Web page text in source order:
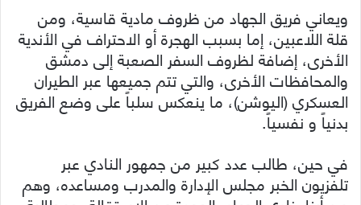
ويعاني فريق الجهاد من ظروف مادية قاسية، ومن
قلة اللاعبين، إما بسبب الهجرة أو الاحتراف في الأندية
الأخرى، إضافة لظروف السفر الصعبة إلى دمشق
والمحافظات الأخرى، والتي تتم جميعها عبر الطيران
العسكري (اليوشن)، ما ينعكس سلباً على وضع الفريق
بدنياً و نفسياً.
في حين، طالب عدد كبير من جمهور النادي عبر
تلفزيون الخبر مجلس الإدارة والمدرب ومساعده، وهم